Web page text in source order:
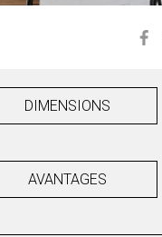
DIMENSIONS
AVANTAGES